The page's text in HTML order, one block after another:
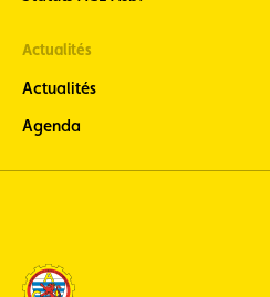
Actualités
Actualités
Agenda